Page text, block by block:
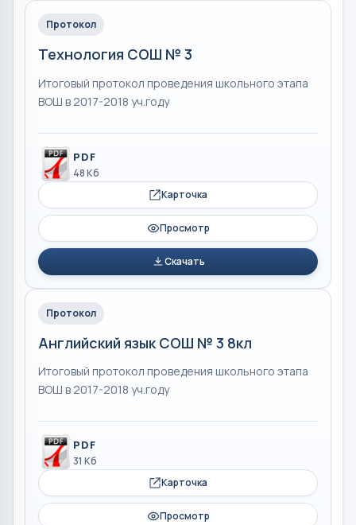
Протокол
Технология СОШ № 3
Итоговый протокол проведения школьного этапа
ВОШ в 2017-2018 уч.году
PDF
48 Кб
Карточка
Просмотр
Скачать
Протокол
Английский язык СОШ № 3 8кл
Итоговый протокол проведения школьного этапа
ВОШ в 2017-2018 уч.году
PDF
31 Кб
Карточка
Просмотр